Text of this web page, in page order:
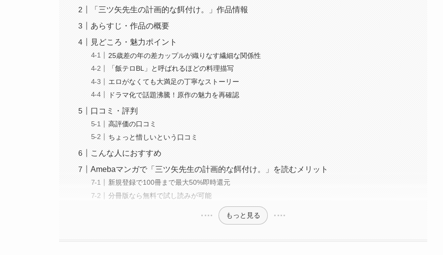
「三ツ矢先生の計画的な餌付け。」作品情報
あらすじ・作品の概要
見どころ・魅力ポイント
25歳差の年の差カップルが織りなす繊細な関係性
「飯テロBL」と呼ばれるほどの料理描写
エロがなくても大満足の丁寧なストーリー
ドラマ化で話題沸騰！原作の魅力を再確認
口コミ・評判
高評価の口コミ
ちょっと惜しいという口コミ
こんな人におすすめ
Amebaマンガで「三ツ矢先生の計画的な餌付け。」を読むメリット
新規登録で100冊まで最大50%即時還元
分冊版なら無料で試し読みが可能
もっと見る